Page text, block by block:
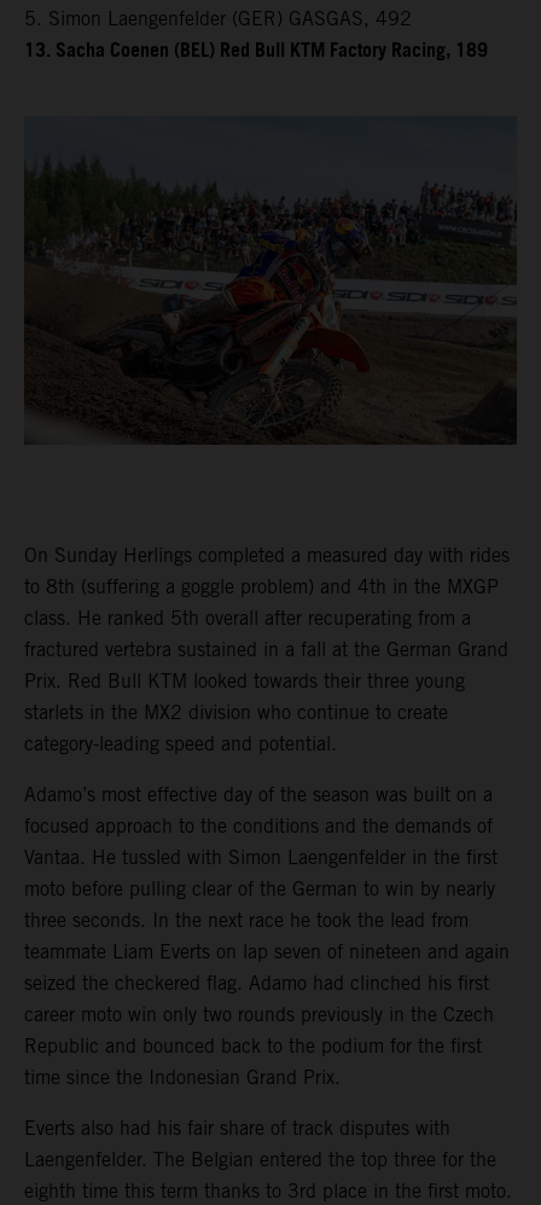
5. Simon Laengenfelder (GER) GASGAS, 492
13. Sacha Coenen (BEL) Red Bull KTM Factory Racing, 189
On Sunday Herlings completed a measured day with rides
to 8th (suffering a goggle problem) and 4th in the MXGP
class. He ranked 5th overall after recuperating from a
fractured vertebra sustained in a fall at the German Grand
Prix. Red Bull KTM looked towards their three young
starlets in the MX2 division who continue to create
category-leading speed and potential.
Adamo’s most effective day of the season was built on a
focused approach to the conditions and the demands of
Vantaa. He tussled with Simon Laengenfelder in the first
moto before pulling clear of the German to win by nearly
three seconds. In the next race he took the lead from
teammate Liam Everts on lap seven of nineteen and again
seized the checkered flag. Adamo had clinched his first
career moto win only two rounds previously in the Czech
Republic and bounced back to the podium for the first
time since the Indonesian Grand Prix.
Everts also had his fair share of track disputes with
Laengenfelder. The Belgian entered the top three for the
eighth time this term thanks to 3rd place in the first moto.